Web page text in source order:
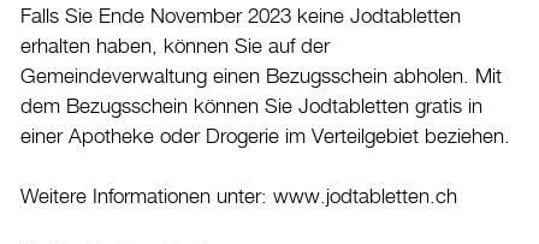
Falls Sie Ende November 2023 keine Jodtabletten
erhalten haben, können Sie auf der
Gemeindeverwaltung einen Bezugsschein abholen. Mit
dem Bezugsschein können Sie Jodtabletten gratis in
einer Apotheke oder Drogerie im Verteilgebiet beziehen.
Weitere Informationen unter: www.jodtabletten.ch